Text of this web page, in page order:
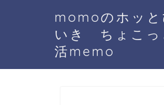
momoのホッと
いき ちょこっ
活memo